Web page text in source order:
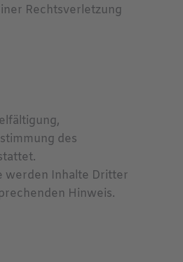
Rechtsverletzung
des
werden Inhalte Dritter
Hinweis.